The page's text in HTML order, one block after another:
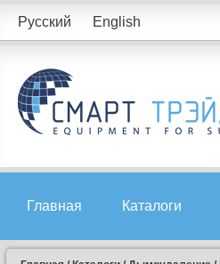
Русский English
Главная Каталоги